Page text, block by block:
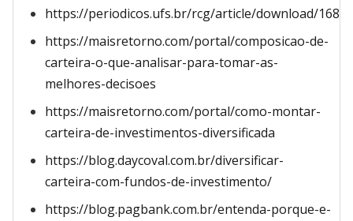
https://periodicos.ufs.br/rcg/article/download/
https://maisretorno.com/portal/composicao-de-
carteira-o-que-analisar-para-tomar-as-
melhores-decisoes
https://maisretorno.com/portal/como-montar-
carteira-de-investimentos-diversificada
https://blog.daycoval.com.br/diversificar-
carteira-com-fundos-de-investimento/
https://blog.pagbank.com.br/entenda-porque-e-